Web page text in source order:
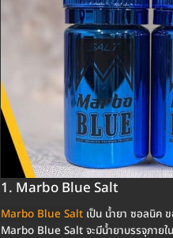
1. Marbo Blue Salt
Marbo Blue Salt เป็น น้ำยา ซอลนิค
Marbo Blue Salt จะมีน้ำยาบรรจุภา